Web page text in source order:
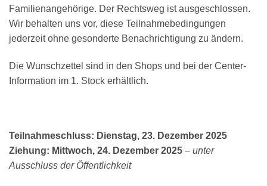
Familienangehörige. Der Rechtsweg ist ausgeschlossen.
Wir behalten uns vor, diese Teilnahmebedingungen
jederzeit ohne gesonderte Benachrichtigung zu ändern.
Die Wunschzettel sind in den Shops und bei der Center-
Information im 1. Stock erhältlich.
Teilnahmeschluss: Dienstag, 23. Dezember 2025
Ziehung: Mittwoch, 24. Dezember 2025 – unter
Ausschluss der Öffentlichkeit